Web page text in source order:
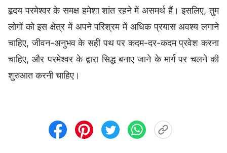
हृदय परमेश्वर के समक्ष हमेशा शांत रहने में असमर्थ हैं। इसलिए, तुम
लोगों को इस क्षेत्र में अपने परिश्रम में अधिक प्रयास अवश्य लगाने
चाहिए, जीवन-अनुभव के सही पथ पर कदम-दर-कदम प्रवेश करना
चाहिए, और परमेश्वर के द्वारा सिद्ध बनाए जाने के मार्ग पर चलने की
शुरुआत करनी चाहिए।